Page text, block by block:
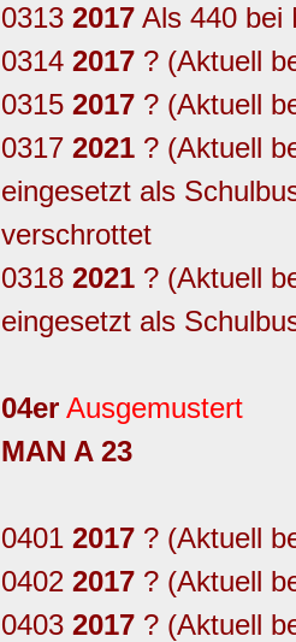
0313 2017Als 440 bei
0314 2017? (Aktuell
0315 2017? (Aktuell
0317 2021? (Aktuell
eingesetzt als
verschrottet
0318 2021? (Aktuell
eingesetzt als
04er Ausgemustert
MAN A 23
0401 2017? (Aktuell
0402 2017? (Aktuell
0403 2017? (Aktuell